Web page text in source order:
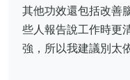
其他功效還包括改善
些人報告說工作時更
強，所以我建議別太依